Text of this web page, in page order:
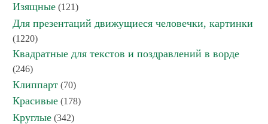
Изящные (121)
Для презентаций движущиеся человечки, картинки
(1220)
Квадратные для текстов и поздравлений в ворде
(246)
Клиппарт (70)
Красивые (178)
Круглые (342)